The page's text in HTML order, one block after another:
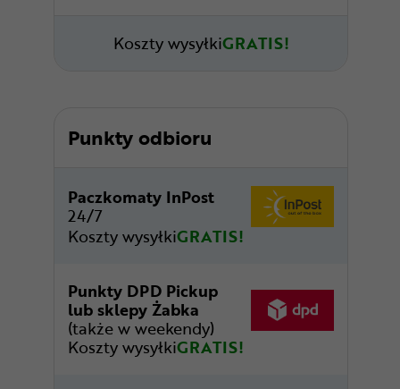
Koszty wysyłkiGRATIS!
Punkty odbioru
Paczkomaty InPost
24/7
Koszty wysyłkiGRATIS!
Punkty DPD Pickup
lub sklepy Żabka
(także w weekendy)
Koszty wysyłkiGRATIS!